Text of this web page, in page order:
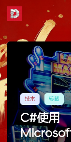
the
技术 转载
C#使用